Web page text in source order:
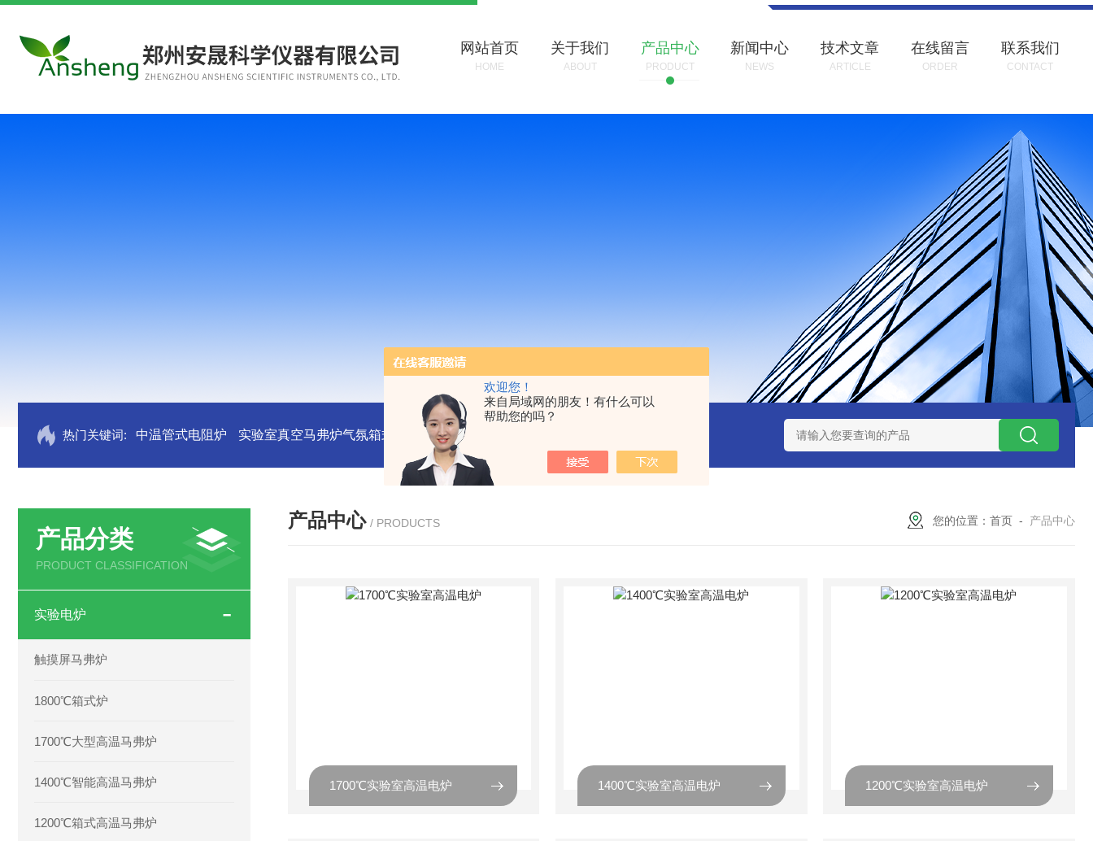
欢迎您！
来自局域网的朋友！有什么可以
帮助您的吗？
网站首页
HOME
关于我们
ABOUT
产品中心
PRODUCT
新闻中心
NEWS
技术文章
ARTICLE
在线留言
ORDER
联系我们
CONTACT
热门关键词: 中温管式电阻炉 实验室真空马弗炉气氛箱式炉厂家 灰分测定马弗炉-郑州安晟科学仪器 SX2-9-17TP高温实验用热失重马弗炉 实验室小型高温马弗炉 陶瓷纤维
产品分类
PRODUCT CLASSIFICATION
实验电炉
触摸屏马弗炉
1800℃箱式炉
1700℃大型高温马弗炉
1400℃智能高温马弗炉
1200℃箱式高温马弗炉
产品中心 / PRODUCTS 您的位置： 首页 - 产品中心
1700℃实验室高温电炉 1400℃实验室高温电炉 1200℃实验室高温电炉